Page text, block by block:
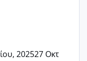
202527 Οκτ